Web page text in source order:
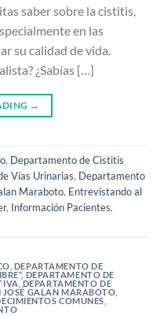
saber sobre la cistitis,
en las
su calidad de vida.
¿Sabías […]
→
, Departamento de Cistitis
Vías Urinarias, Departamento
Maraboto, Entrevistando al
, Información Pacientes,
DEPARTAMENTO DE
, DEPARTAMENTO DE
DEPARTAMENTO DE
JOSÉ GALAN MARABOTO
COMUNES